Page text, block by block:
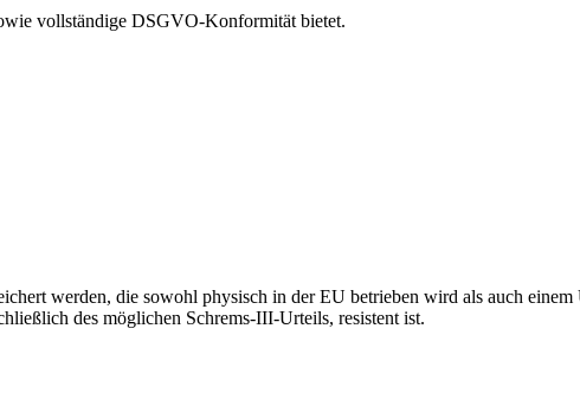
vollständige DSGVO-Konformität bietet.
werden, die sowohl physisch in der EU betrieben wird als auch
des möglichen Schrems-III-Urteils, resistent ist.